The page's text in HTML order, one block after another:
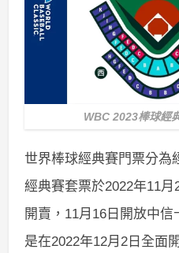
WBC 2023棒球經
世界棒球經典賽門票分為
經典賽套票於2022年11
開賣，11月16日開放中信
是在2022年12月2日全面